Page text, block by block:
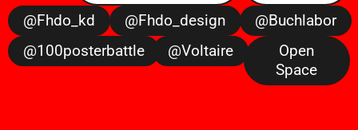
@fhdo_kd
@fhdo_design
@buchlabor
@100posterbattle
@voltaire
Open
Space